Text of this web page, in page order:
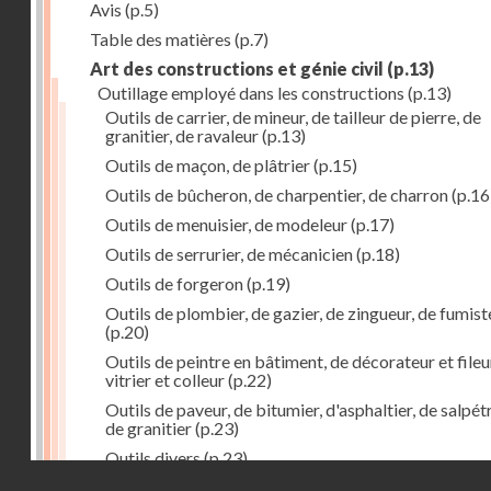
Avis (p.5)
Table des matières (p.7)
Art des constructions et génie civil (p.13)
Outillage employé dans les constructions (p.13)
Outils de carrier, de mineur, de tailleur de pierre, de
granitier, de ravaleur(p.13)
Outils de maçon, de plâtrier(p.15)
Outils de bûcheron, de charpentier, de charron
Outils de menuisier, de modeleur(p.17)
Outils de serrurier, de mécanicien(p.18)
Outils de forgeron(p.19)
Outils de plombier, de gazier, de zingueur, de
(p.20)
Outils de peintre en bâtiment, de décorateur et
vitrier et colleur(p.22)
Outils de paveur, de bitumier, d'asphaltier, de
de granitier(p.23)
Outils divers(p.23)